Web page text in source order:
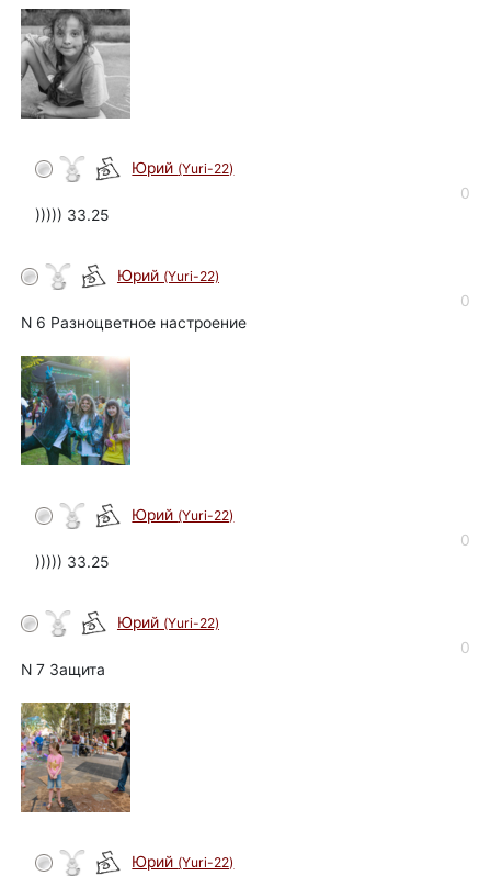
Юрий (Yuri-22)
0
))))) 33.25
Юрий (Yuri-22)
0
N 6 Разноцветное настроение
Юрий (Yuri-22)
0
))))) 33.25
Юрий (Yuri-22)
0
N 7 Защита
Юрий (Yuri-22)